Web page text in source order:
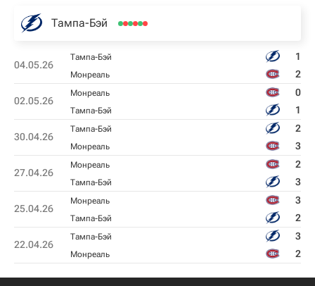
Тампа-Бэй
04.05.26
Тампа-Бэй 1
Монреаль 2
02.05.26
Монреаль 0
Тампа-Бэй 1
30.04.26
Тампа-Бэй 2
Монреаль 3
27.04.26
Монреаль 2
Тампа-Бэй 3
25.04.26
Монреаль 3
Тампа-Бэй 2
22.04.26
Тампа-Бэй 3
Монреаль 2